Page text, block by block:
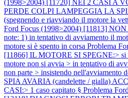
(1998>2004) [11720] NEI 2 CASI A
PERDE COLPI LAMPEGGIA LA
(spegnendo e riavviando il motore la
Ford Focus (1998>2004) [11813]
note: 1) in tentativo di avviamento il
motore si è spento in corsa Problema
[11866] IL MOTORE SI SPEGNE:> si
motore non si avvia > in tentativo di
non parte > insistendo nell'avviamento
SPIA AVARIA (candelette / gialla)
CASI:> 1 caso capitato § Problema